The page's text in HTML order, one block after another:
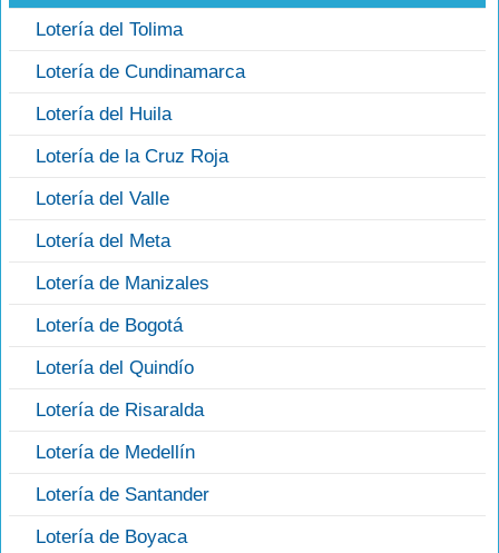
Lotería del Tolima
Lotería de Cundinamarca
Lotería del Huila
Lotería de la Cruz Roja
Lotería del Valle
Lotería del Meta
Lotería de Manizales
Lotería de Bogotá
Lotería del Quindío
Lotería de Risaralda
Lotería de Medellín
Lotería de Santander
Lotería de Boyaca